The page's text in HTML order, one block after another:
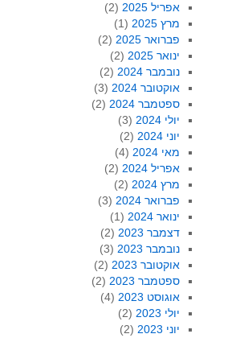
אפריל 2025
(2)
מרץ 2025
(1)
פברואר 2025
(2)
ינואר 2025
(2)
נובמבר 2024
(2)
אוקטובר 2024
(3)
ספטמבר 2024
(2)
יולי 2024
(3)
יוני 2024
(2)
מאי 2024
(4)
אפריל 2024
(2)
מרץ 2024
(2)
פברואר 2024
(3)
ינואר 2024
(1)
דצמבר 2023
(2)
נובמבר 2023
(3)
אוקטובר 2023
(2)
ספטמבר 2023
(2)
אוגוסט 2023
(4)
יולי 2023
(2)
יוני 2023
(2)